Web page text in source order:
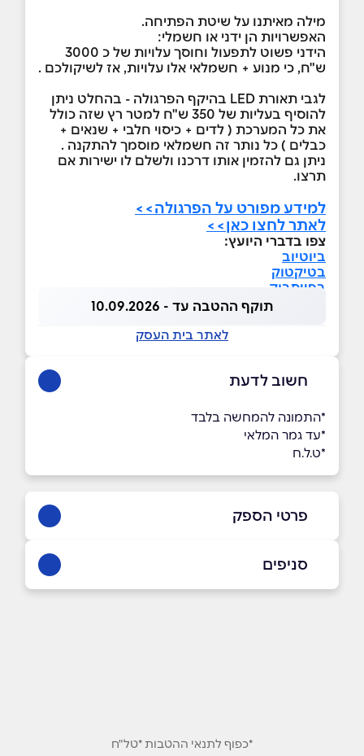
מילה מאיתנו על שיטת הפתיחה.
האפשרויות הן ידני או חשמלי:
הידני פשוט לתפעול וחוסך עלויות של כ 3000
ש"ח, כי מנוע + חשמלאי אלו עלויות, אז לשיקולכם .
לגבי תאורת LED בהיקף הפרגולה - בהחלט ניתן
להוסיף בעליות של 350 ש"ח למטר רץ שזה כולל
את כל המערכת ( לדים + כיסוי חלבי + שנאים +
כבלים ) כל נותר זה חשמלאי מוסמך להתקנה .
ניתן גם להזמין אותו דרכנו ולשלם לו ישירות אם
תרצו.
למידע מפורט על הפרגולה>>
לאתר לחצו כאן>>
צפו בדברי היועץ:
ביוטיוב
בטיקטוק
בפייסבוק
תוקף ההטבה עד - 10.09.2026
לאתר בית העסק
חשוב לדעת
*התמונה להמחשה בלבד
*עד גמר המלאי
*ט.ל.ח
פרטי הספק
באתר בפייסבוק ביוטיוב
סניפים
*כפוף לתנאי ההטבות *טל"ח